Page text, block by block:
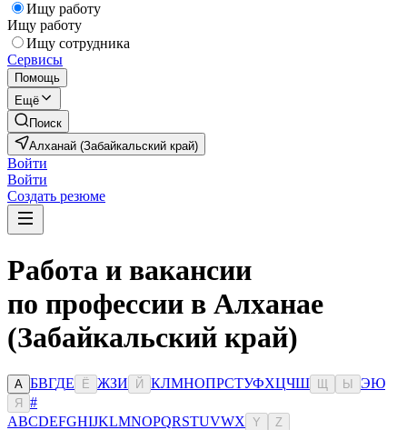
Ищу работу
Ищу работу
Ищу сотрудника
Сервисы
Помощь
Ещё
Поиск
Алханай (Забайкальский край)
Войти
Войти
Создать резюме
Работа и вакансии
по профессии в Алханае
(Забайкальский край)
А БВГДЕ Ё ЖЗИ Й КЛМНОПРСТУФХЦЧШ Ы ЭЮ
Я
#
ABCDEFGHIJKLMNOPQRSTUVWX Y Z